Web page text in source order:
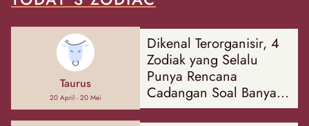
Taurus
20 April - 20 Mei
Dikenal Terorganisir, 4
Zodiak yang Selalu
Punya Rencana
Cadangan Soal Banyak
Hal